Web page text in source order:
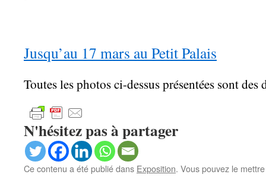
Jusqu’au 17 mars au Petit Palais
Toutes les photos ci-dessus présentées sont
N'hésitez pas à partager
Ce contenu a été publié dans Exposition. Vous pouvez le